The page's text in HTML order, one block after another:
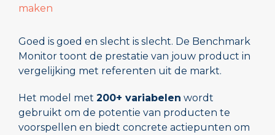
maken
Goed is goed en slecht is slecht. De Benchmark
Monitor toont de prestatie van jouw product in
vergelijking met referenten uit de markt.
Het model met 200+ variabelen wordt
gebruikt om de potentie van producten te
voorspellen en biedt concrete actiepunten om